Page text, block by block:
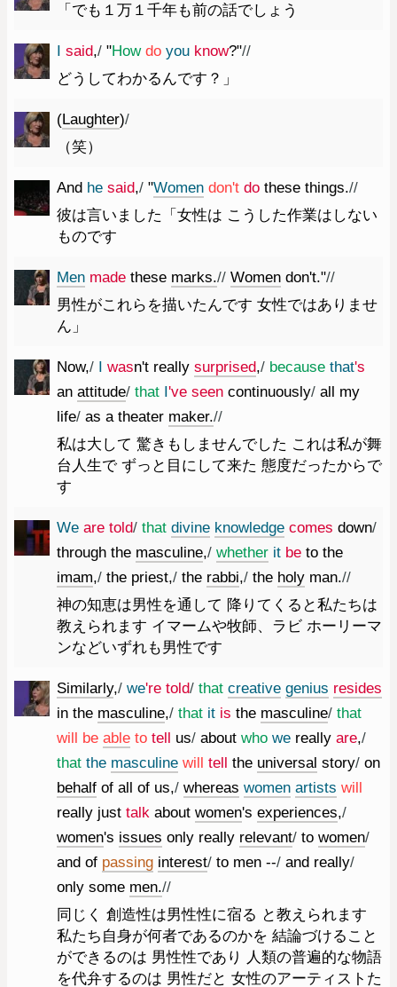
「でも１万１千年も前の話でしょう
I said,/ "How do you know?"//
どうしてわかるんです？」
(Laughter)/
（笑）
And he said,/ "Women don't do these things.//
彼は言いました「女性は こうした作業はしない
ものです
Men made these marks.// Women don't."//
男性がこれらを描いたんです 女性ではありませ
ん」
Now,/ I wasn't really surprised,/ because that's
an attitude/ that I've seen continuously/ all my
life/ as a theater maker.//
私は大して 驚きもしませんでした これは私が舞
台人生で ずっと目にして来た 態度だったからで
す
We are told/ that divine knowledge comes down/
through the masculine,/ whether it be to the
imam,/ the priest,/ the rabbi,/ the holy man.//
神の知恵は男性を通して 降りてくると私たちは
教えられます イマームや牧師、ラビ ホーリーマ
ンなどいずれも男性です
Similarly,/ we're told/ that creative genius resides
in the masculine,/ that it is the masculine/ that
will be able to tell us/ about who we really are,/
that the masculine will tell the universal story/ on
behalf of all of us,/ whereas women artists will
really just talk about women's experiences,/
women's issues only really relevant/ to women/
and of passing interest/ to men --/ and really/
only some men.//
同じく 創造性は男性性に宿る と教えられます
私たち自身が何者であるのかを 結論づけること
ができるのは 男性性であり 人類の普遍的な物語
を代弁するのは 男性だと 女性のアーティストた